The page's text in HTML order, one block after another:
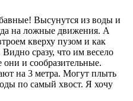
Высунутся из воды и
на ложные движения. А
кверху пузом и как
сразу, что им весело
и сообразительные.
на 3 метра. Могут плыть
по самый хвост. Я хочу